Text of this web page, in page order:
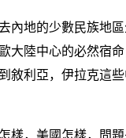
內地的少數民族地
大陸中心的必然宿
敘利亞，伊拉克這